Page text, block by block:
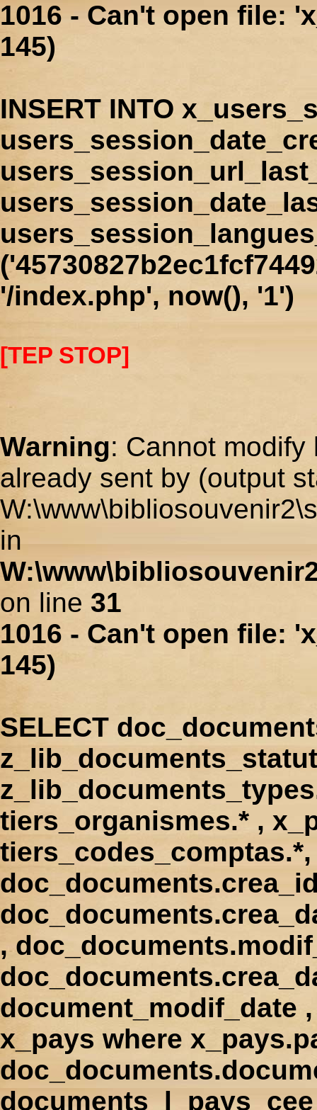
1016 - Can't open file:
145)
INSERT INTO
'/index.php', now(), '1')
[TEP STOP]
Warning: Cannot
already sent by (output
in
on line 31
1016 - Can't open file:
145)
SELECT
tiers_organismes.* ,
,
document_modif_date
x_pays where